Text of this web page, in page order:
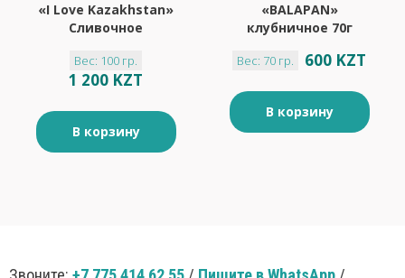
«I Love Kazakhstan»
Сливочное
Вес: 100 гр.
1 200 KZT
В корзину
«BALAPAN»
клубничное 70г
Вес: 70 гр. 600 KZT
В корзину